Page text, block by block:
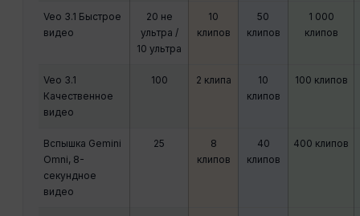
Veo 3.1 Быстрое
видео
20 не
ультра /
10 ультра
10
клипов
50
клипов
1 000
клипов
Veo 3.1
Качественное
видео
100 2 клипа
10
клипов
100 клипов
Вспышка Gemini
Omni, 8-
секундное
видео
25
8
клипов
40
клипов
400 клипов